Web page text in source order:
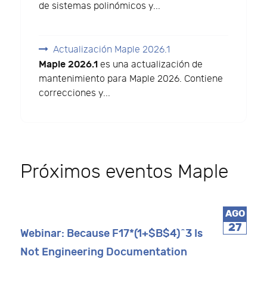
de sistemas polinómicos y...
Actualización Maple 2026.1
Maple 2026.1 es una actualización de
mantenimiento para Maple 2026. Contiene
correcciones y...
Próximos eventos Maple
AGO
27
Webinar: Because F17*(1+$B$4)^3 Is
Not Engineering Documentation